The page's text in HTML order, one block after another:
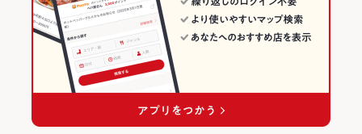
錦糸町・浅草橋・両国・亀戸 × 寿司
錦糸町駅 × 和食
錦糸町駅 × 寿司
東京 × 和食
東京 × 寿司
錦糸町の居酒屋ランキング